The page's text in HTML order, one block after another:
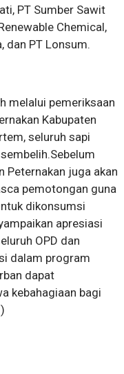
PT Sumber Sawit
Chemical,
dan PT Lonsum.
melalui pemeriksaan
Kabupaten
seluruh sapi
Peternakan juga akan
pemotongan guna
dikonsumsi
apresiasi
OPD dan
dalam program
dapat
kebahagiaan bagi